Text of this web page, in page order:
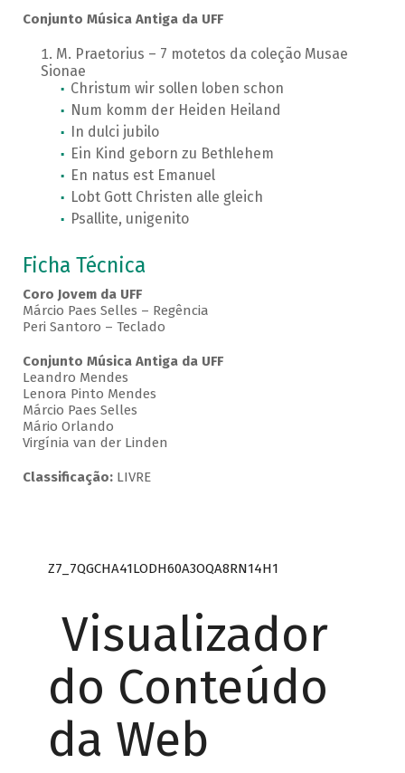
Conjunto Música Antiga da UFF
M. Praetorius – 7 motetos da coleção Musae
Sionae
Christum wir sollen loben schon
Num komm der Heiden Heiland
In dulci jubilo
Ein Kind geborn zu Bethlehem
En natus est Emanuel
Lobt Gott Christen alle gleich
Psallite, unigenito
Ficha Técnica
Coro Jovem da UFF
Márcio Paes Selles – Regência
Peri Santoro – Teclado
Conjunto Música Antiga da UFF
Leandro Mendes
Lenora Pinto Mendes
Márcio Paes Selles
Mário Orlando
Virgínia van der Linden
Classificação:LIVRE
Z7_7QGCHA41LODH60A3OQA8RN14H1
Visualizador
do Conteúdo
da Web